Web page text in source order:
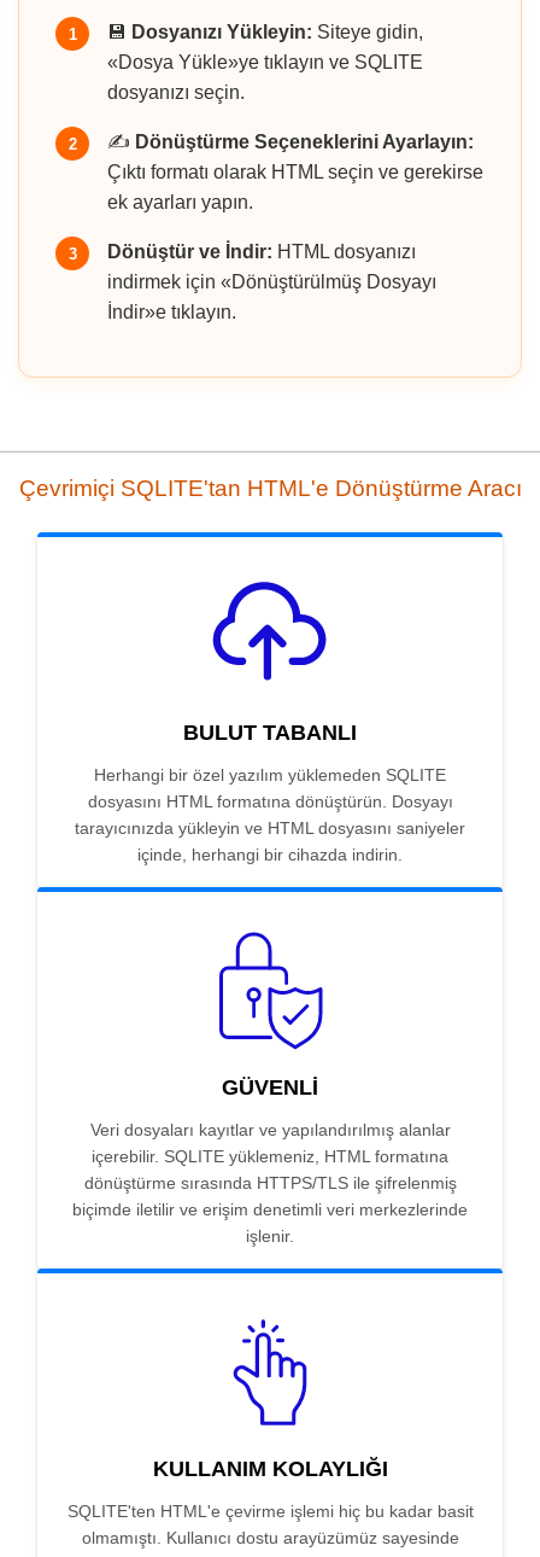
1 💾 Dosyanızı Yükleyin: Siteye gidin,
«Dosya Yükle»ye tıklayın ve SQLITE
dosyanızı seçin.
2 ✍️ Dönüştürme Seçeneklerini Ayarlayın:
Çıktı formatı olarak HTML seçin ve gerekirse
ek ayarları yapın.
3 Dönüştür ve İndir: HTML dosyanızı
indirmek için «Dönüştürülmüş Dosyayı
İndir»e tıklayın.
Çevrimiçi SQLITE'tan HTML'e Dönüştürme Aracı
BULUT TABANLI
Herhangi bir özel yazılım yüklemeden SQLITE
dosyasını HTML formatına dönüştürün. Dosyayı
tarayıcınızda yükleyin ve HTML dosyasını saniyeler
içinde, herhangi bir cihazda indirin.
GÜVENLI
Veri dosyaları kayıtlar ve yapılandırılmış alanlar
içerebilir. SQLITE yüklemeniz, HTML formatına
dönüştürme sırasında HTTPS/TLS ile şifrelenmiş
biçimde iletilir ve erişim denetimli veri merkezlerinde
işlenir.
KULLANIM KOLAYLIĞI
SQLITE'ten HTML'e çevirme işlemi hiç bu kadar basit
olmamıştı. Kullanıcı dostu arayüzümüz sayesinde